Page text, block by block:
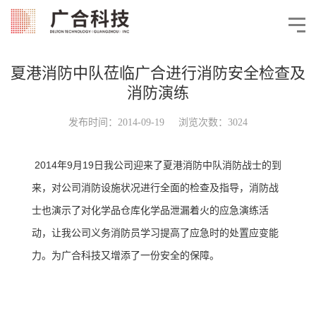
夏港消防中队莅临广合进行消防安全检查及
消防演练
发布时间：2014-09-19 浏览次数：3024
2014年9月19日我公司迎来了夏港消防中队消防战士的到
来，对公司消防设施状况进行全面的检查及指导，消防战
士也演示了对化学品仓库化学品泄漏着火的应急演练活
动，让我公司义务消防员学习提高了应急时的处置应变能
力。为广合科技又增添了一份安全的保障。